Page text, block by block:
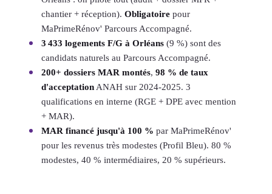
chantier + réception). Obligatoire pour
MaPrimeRénov' Parcours Accompagné.
3 433 logements F/G à Orléans (9 %) sont des
candidats naturels au Parcours Accompagné.
200+ dossiers MAR montés, 98 % de taux
d'acceptation ANAH sur 2024-2025. 3
qualifications en interne (RGE + DPE avec mention
+ MAR).
MAR financé jusqu'à 100 % par MaPrimeRénov'
pour les revenus très modestes (Profil Bleu). 80 %
modestes, 40 % intermédiaires, 20 % supérieurs.